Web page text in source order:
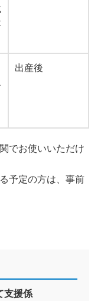
出産後
でお使いいただけ
予定の方は、事前
支援係